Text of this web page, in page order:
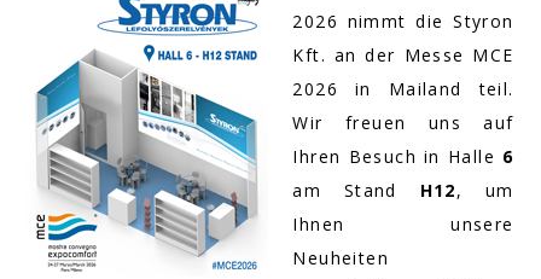
2026 nimmt die Styron
Kft. an der Messe MCE
2026 in Mailand teil.
Wir freuen uns auf
Ihren Besuch in Halle 6
am Stand H12, um
Ihnen unsere
Neuheiten